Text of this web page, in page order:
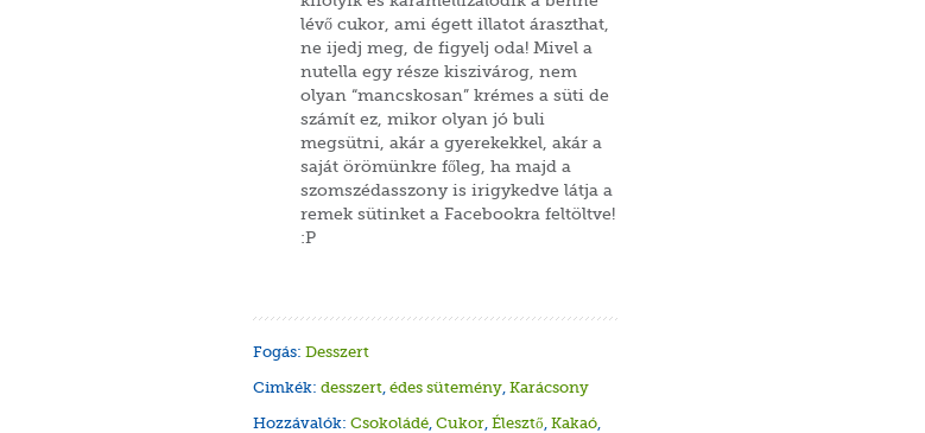
lévő cukor, ami égett illatot áraszthat,
ne ijedj meg, de figyelj oda! Mivel a
nutella egy része kiszivárog, nem
olyan “mancskosan” krémes a süti de
számít ez, mikor olyan jó buli
megsütni, akár a gyerekekkel, akár a
saját örömünkre főleg, ha majd a
szomszédasszony is irigykedve látja a
remek sütinket a Facebookra feltöltve!
:P
Fogás: Desszert
Cimkék: desszert, édes sütemény, Karácsony
Hozzávalók: Csokoládé, Cukor, Élesztő, Kakaó,